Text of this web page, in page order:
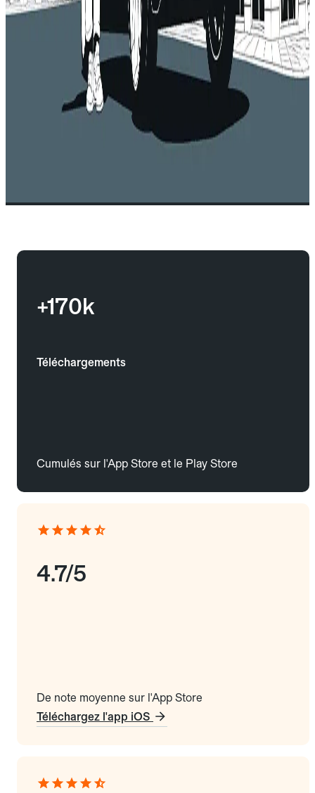
+170k
Téléchargements
Cumulés sur l'App Store et le Play Store
4.7/5
De note moyenne sur l'App Store
Téléchargez l'app iOS